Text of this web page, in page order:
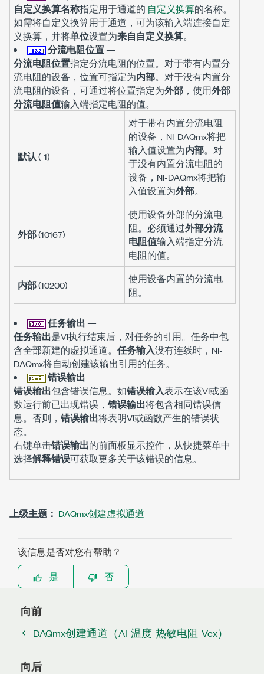
自定义换算名称指定用于通道的 自定义换算的名称。
如需将自定义换算用于通道，可为该输入端连接自定
义换算，并将单位设置为来自自定义换算。
分流电阻位置—
分流电阻位置指定分流电阻的位置。对于带有内置分
流电阻的设备，位置可指定为内部。对于没有内置分
流电阻的设备，可通过将位置指定为外部 ，使用外部
分流电阻值输入端指定电阻的值。
默认 (-1)
对于带有内置分流电阻
的设备，NI-DAQmx将把
输入值设置为内部。对
于没有内置分流电阻的
设备，NI-DAQmx将把输
入值设置为外部。
外部(10167)
使用设备外部的分流电
阻。必须通过外部分流
电阻值输入端指定分流
电阻的值。
内部(10200)
使用设备内置的分流电
阻。
任务输出 —
任务输出是VI执行结束后，对任务的引用。任务中包
含全部新建的虚拟通道。 任务输入没有连线时，NI-
DAQmx将自动创建该输出引用的任务。
错误输出 —
错误输出包含错误信息。如错误输入表示在该VI或函
数运行前已出现错误， 错误输出将包含相同错误信
息。否则， 错误输出将表明VI或函数产生的错误状
态。
右键单击错误输出的前面板显示控件，从快捷菜单中
选择解释错误可获取更多关于该错误的信息。
上级主题： DAQmx创建虚拟通道
该信息是否对您有帮助？
是
否
向前
DAQmx创建通道（AI-温度-热敏电阻-Vex）
向后